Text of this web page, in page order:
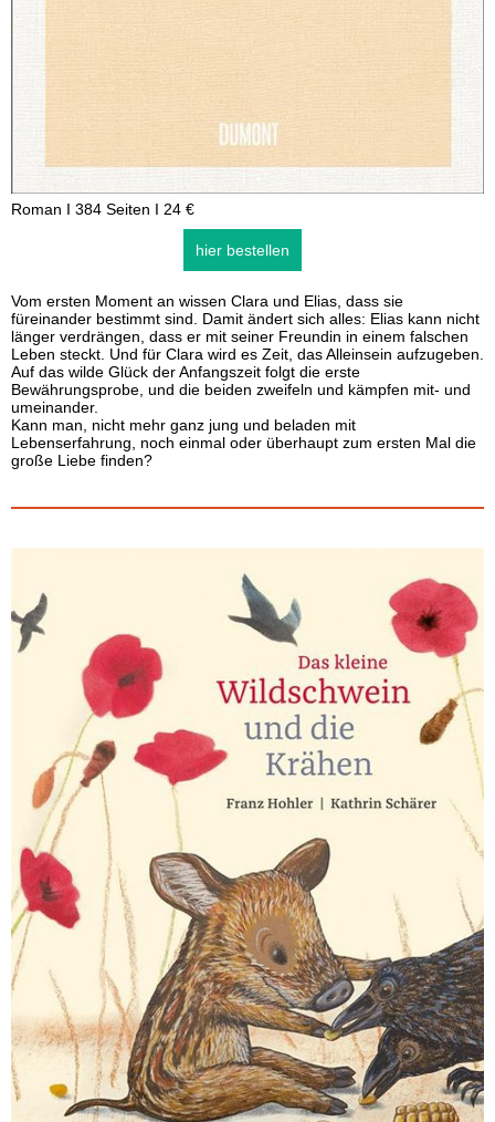
Roman I 384 Seiten I 24 €
hier bestellen
Vom ersten Moment an wissen Clara und Elias, dass sie
füreinander bestimmt sind. Damit ändert sich alles: Elias kann nicht
länger verdrängen, dass er mit seiner Freundin in einem falschen
Leben steckt. Und für Clara wird es Zeit, das Alleinsein aufzugeben.
Auf das wilde Glück der Anfangszeit folgt die erste
Bewährungsprobe, und die beiden zweifeln und kämpfen mit- und
umeinander.
Kann man, nicht mehr ganz jung und beladen mit
Lebenserfahrung, noch einmal oder überhaupt zum ersten Mal die
große Liebe finden?